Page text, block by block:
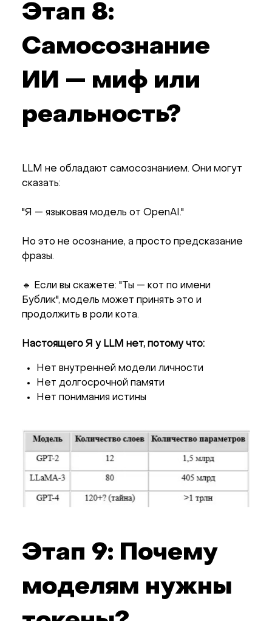
Этап 8:
Самосознание
ИИ — миф или
реальность?
LLM не обладают самосознанием. Они могут
сказать:
"Я — языковая модель от OpenAI."
Но это не осознание, а просто предсказание
фразы.
🔹 Если вы скажете: "Ты — кот по имени
Бублик", модель может принять это и
продолжить в роли кота.
Настоящего Я у LLM нет, потому что:
Нет внутренней модели личности
Нет долгосрочной памяти
Нет понимания истины
Этап 9: Почему
моделям нужны